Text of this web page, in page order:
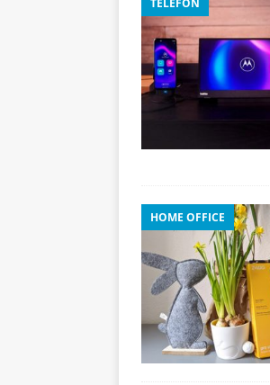
TELEFON
HOME OFFICE